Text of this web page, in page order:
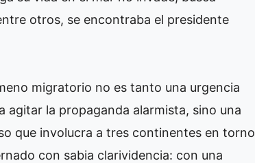
otros, se encontraba el presidente
migratorio no es tanto una urgencia
agitar la propaganda alarmista, sino una
que involucra a tres continentes en torno
con sabia clarividencia: con una